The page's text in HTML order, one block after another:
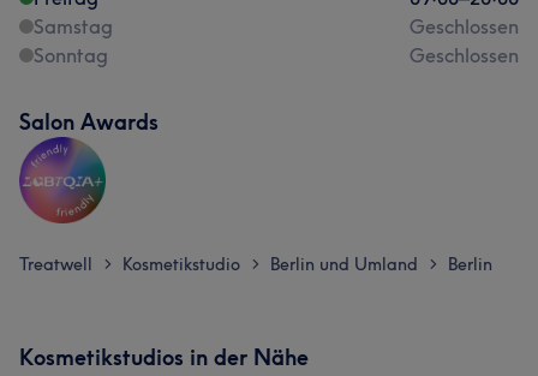
Samstag
Geschlossen
Sonntag
Geschlossen
Salon Awards
Treatwell > Kosmetikstudio > Berlin und Umland > Berlin
Kosmetikstudios in der Nähe